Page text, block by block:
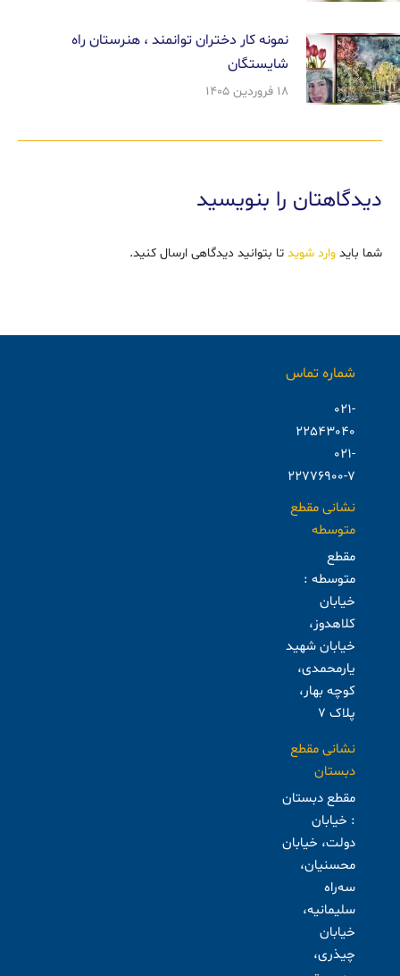
نمونه کار دختران توانمند ، هنرستان راه
شایستگان
۱۸ فروردین ۱۴۰۵
دیدگاهتان را بنویسید
شما باید وارد شوید تا بتوانید دیدگاهی ارسال کنید.
شماره تماس
021-
22543040
021-
22776900-7
نشانی مقطع
متوسطه
مقطع
متوسطه :
خیابان
کلاهدوز،
خیابان شهید
یارمحمدی،
کوچه بهار،
پلاک ۷
نشانی مقطع
دبستان
مقطع دبستان
: خیابان
دولت، خیابان
محسنیان،
سه‌راه
سلیمانیه،
خیابان
چیذری،